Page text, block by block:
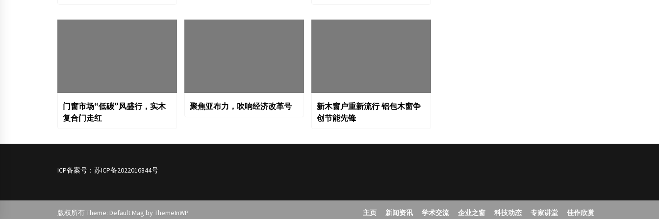
门窗市场“低碳”风盛行，实木
复合门走红
聚焦亚布力，吹响经济改革号
新木窗户重新流行 铝包木窗争
创节能先锋
ICP备案号： 苏ICP备2022016844号
版权所有 Theme: Default Mag by ThemeInWP 主页 新闻资讯 学术交流 企业之窗 科技动态 专家讲堂
佳作欣赏